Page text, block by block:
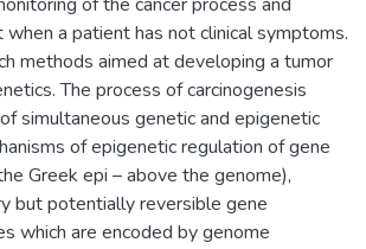
a patient has not clinical symptoms.
methods aimed at developing a tumor
The process of carcinogenesis
simultaneous genetic and epigenetic
of epigenetic regulation of gene
Greek epi – above the genome),
but potentially reversible gene
which are encoded by genome